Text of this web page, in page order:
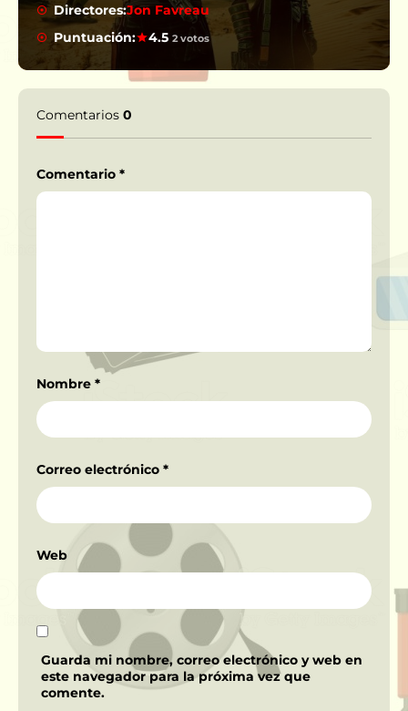
Directores:Jon Favreau
Puntuación:
4.5 2 votos
Comentarios 0
Comentario *
Nombre *
Correo electrónico *
Web
Guarda mi nombre, correo electrónico y web en
este navegador para la próxima vez que
comente.